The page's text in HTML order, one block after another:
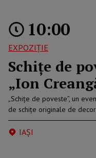
10:00
EXPOZIȚIE
Schițe de
„Ion
„Schițe de poveste”, un
de schițe originale de
IAŞI